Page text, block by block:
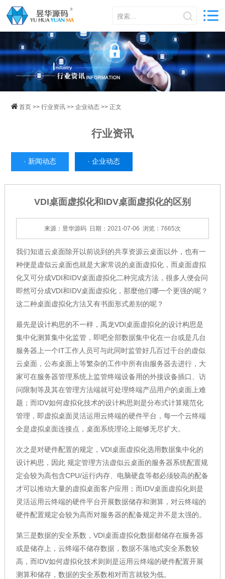
首页 >>行业资讯 >>企业动态 >> 正文
行业资讯
· 新闻动态 · 企业动态
VDI桌面虚拟化和IDV桌面虚拟化的区别
来源：昱华源码 日期：2021-07-06 浏览：7665次
我们知道云桌面除开以前说到的共享资源云桌面以外，也有一
种便是虚似云桌面也就是大家常说的桌面虚拟化，而桌面虚拟
化又可分成VDI和IDV桌面虚拟化二种完成方法，很多人便会问
即然可分成VDI和IDV桌面虚拟化，那麼他们哪一个更强的呢？
这二种桌面虚拟化方法又有书面形式差别的呢？
最先是设计构思的不一样，禹龙VDI桌面虚拟化的设计构思是
集中化测算集中化监管，即吧全部数据集中化在一台或是几台
服务器上一个IT工作人员可与此同时监管好几百过千台的虚似
云桌面，公布桌面上等繁杂的工作中所有由服务器去进行，大
家可在服务器管理系统上监管终端设备用的外接设备插口、访
问限制等及其在管理方法端就可处理终端产品用户的桌面上难
题；而IDV如何虚拟化技术的设计构思则是分布式计算规范化
管理，即虚拟桌面灵活运用云终端的硬件平台，每一个云终端
全是虚拟桌面连接点，桌面系统理论上能够无尽扩大。
次之是对硬件配置的规定，VDI桌面虚拟化选用数据集中化的
设计构思，因此 规定管理方法虚似云桌面的服务器系统配置规
定会较为高包含CPU/运行内存、电脑硬盘等都必须较高的配备
才可以推动大量的虚拟桌面客户应用；而IDV桌面虚拟化则是
灵活运用云终端的硬件平台开展数据储存和测算，对云终端的
硬件配置规定会较为高而对服务器的配备规定并不是太强的。
第三是数据的安全系数，VDI桌面虚拟化数据都储存在服务器
或是储存上，云终端不储存数据，数据不落地式安全系数较
高，而IDV如何虚拟化技术则则是运用云终端的硬件配置开展
测算和储存，数据的安全系数相对而言就较为低。